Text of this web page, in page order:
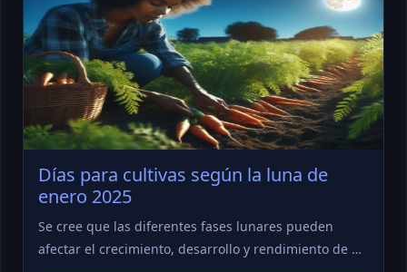
Días para cultivas según la luna de
enero 2025
Se cree que las diferentes fases lunares pueden
afectar el crecimiento, desarrollo y rendimiento de …